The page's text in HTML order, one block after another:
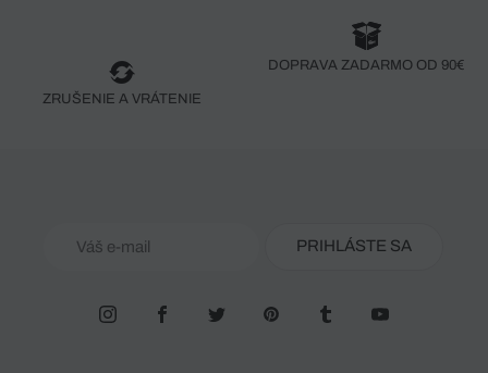
ZRUŠENIE A VRÁTENIE
DOPRAVA ZADARMO OD 90€
PRIHLÁSTE SA